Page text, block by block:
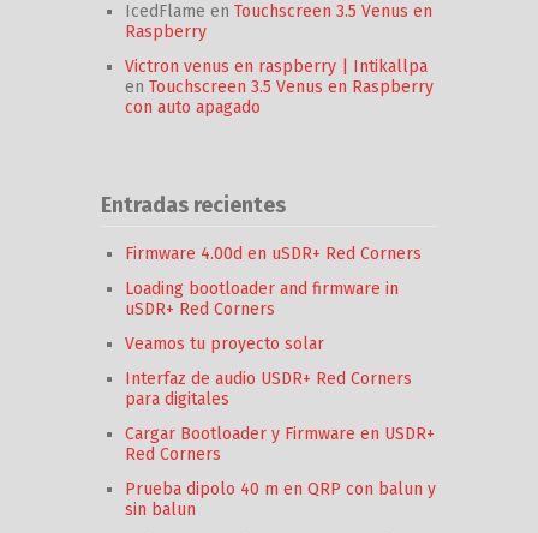
IcedFlame en Touchscreen 3.5 Venus en
Raspberry
Victron venus en raspberry | Intikallpa
en Touchscreen 3.5 Venus en Raspberry
con auto apagado
Entradas recientes
Firmware 4.00d en uSDR+ Red Corners
Loading bootloader and firmware in
uSDR+ Red Corners
Veamos tu proyecto solar
Interfaz de audio USDR+ Red Corners
para digitales
Cargar Bootloader y Firmware en USDR+
Red Corners
Prueba dipolo 40 m en QRP con balun y
sin balun